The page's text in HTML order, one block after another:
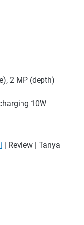
2 MP (depth)
10W
| Review | Tanya